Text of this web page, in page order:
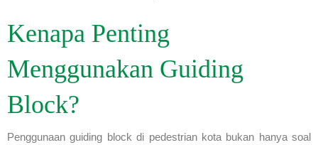
Kenapa Penting
Menggunakan Guiding
Block?
Penggunaan guiding block di pedestrian kota bukan hanya soal